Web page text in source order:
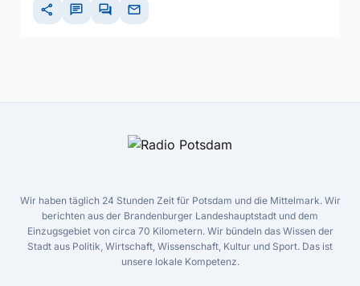
share chat forum mail
Wir haben täglich 24 Stunden Zeit für Potsdam und die Mittelmark. Wir
berichten aus der Brandenburger Landeshauptstadt und dem
Einzugsgebiet von circa 70 Kilometern. Wir bündeln das Wissen der
Stadt aus Politik, Wirtschaft, Wissenschaft, Kultur und Sport. Das ist
unsere lokale Kompetenz.